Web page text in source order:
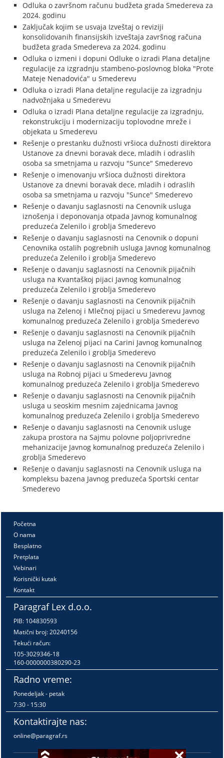
Odluka o završnom računu budžeta grada Smedereva za
2024. godinu
Zaključak kojim se usvaja Izveštaj o reviziji
konsolidovanih finansijskih izveštaja završnog računa
budžeta grada Smedereva za 2024. godinu
Odluka o izmeni i dopuni Odluke o izradi Plana detaljne
regulacije za izgradnju stambeno-poslovnog bloka "Prote
Mateje Nenadovića" u Smederevu
Odluka o izradi Plana detaljne regulacije za izgradnju
nadvožnjaka u Smederevu
Odluka o izradi Plana detaljne regulacije za izgradnju,
rekonstrukciju i modernizaciju toplovodne mreže i
objekata u Smederevu
Rešenje o prestanku dužnosti vršioca dužnosti direktora
Ustanove za dnevni boravak dece, mladih i odraslih
osoba sa smetnjama u razvoju "Sunce" Smederevo
Rešenje o imenovanju vršioca dužnosti direktora
Ustanove za dnevni boravak dece, mladih i odraslih
osoba sa smetnjama u razvoju "Sunce" Smederevo
Rešenje o davanju saglasnosti na Cenovnik usluga
iznošenja i deponovanja otpada Javnog komunalnog
preduzeća Zelenilo i groblja Smederevo
Rešenje o davanju saglasnosti na Cenovnik o dopuni
Cenovnika ostalih pogrebnih usluga Javnog komunalnog
preduzeća Zelenilo i groblja Smederevo
Rešenje o davanju saglasnosti na Cenovnik pijačnih
usluga na Kvantaškoj pijaci Javnog komunalnog
preduzeća Zelenilo i groblja Smederevo
Rešenje o davanju saglasnosti na Cenovnik pijačnih
usluga na Zelenoj i Mlečnoj pijaci u Smederevu Javnog
komunalnog preduzeća Zelenilo i groblja Smederevo
Rešenje o davanju saglasnosti na Cenovnik pijačnih
usluga na Zelenoj pijaci na Carini Javnog komunalnog
preduzeća Zelenilo i groblja Smederevo
Rešenje o davanju saglasnosti na Cenovnik pijačnih
usluga na Robnoj pijaci u Smederevu Javnog
komunalnog preduzeća Zelenilo i groblja Smederevo
Rešenje o davanju saglasnosti na Cenovnik pijačnih
usluga u seoskim mesnim zajednicama Javnog
komunalnog preduzeća Zelenilo i groblja Smederevo
Rešenje o davanju saglasnosti na Cenovnik usluge
zakupa prostora na Sajmu polovne poljoprivredne
mehanizacije Javnog komunalnog preduzeća Zelenilo i
groblja Smederevo
Rešenje o davanju saglasnosti na Cenovnik usluga na
kompleksu bazena Javnog preduzeća Sportski centar
Smederevo
Početna
O nama
Besplatno
Pretplata
Vebinari
Korisnički kutak
Kontakt
Paragraf Lex d.o.o.
PIB: 104830593
Matični broj: 20240156
Tekući račun:
105-3029346-18
160-0000000380290-23
Radno vreme:
Ponedeljak - petak
7:30 - 15:30
Kontaktirajte nas:
online@paragraf.rs